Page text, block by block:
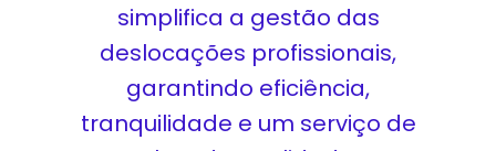
simplifica a gestão das
deslocações profissionais,
garantindo eficiência,
tranquilidade e um serviço de